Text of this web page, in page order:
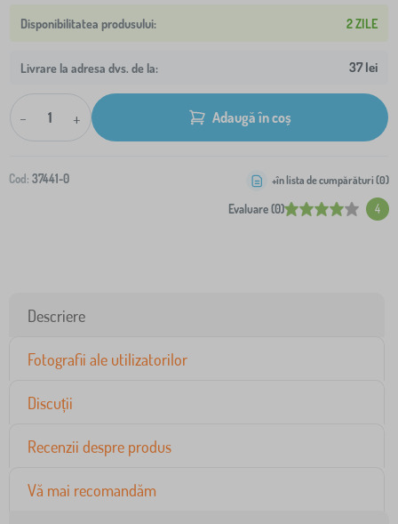
2 ZILE
Livrare la adresa dvs. de la: 37 lei
- + Adaugă în coș
Cod: 37441-0
Evaluare (0) 4
+în lista de cumpărături (0)
Descriere
Fotografii ale utilizatorilor
Discuții
Recenzii despre produs
Vă mai recomandăm